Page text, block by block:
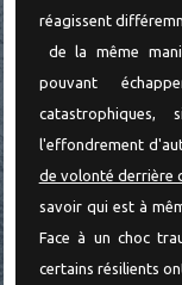
réagissent
de la même
pouvant
l'effondrement
de volonté derrière
savoir qui est à
Face à un choc
certains résilients